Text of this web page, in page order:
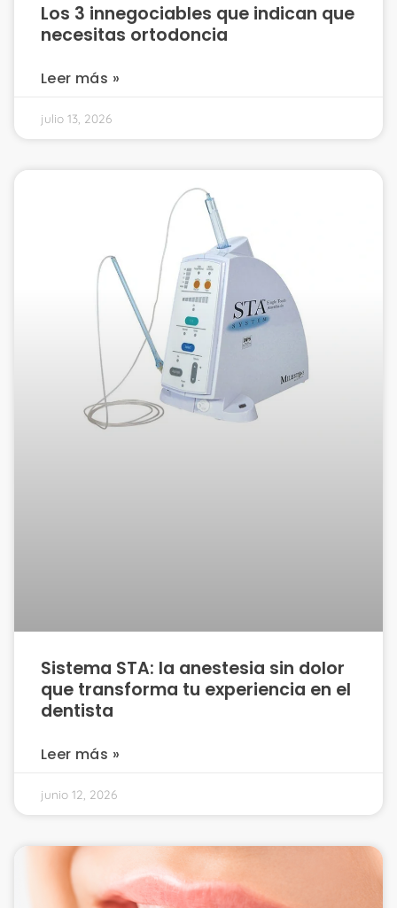
Los 3 innegociables que indican que
necesitas ortodoncia
Leer más »
julio 13, 2026
Sistema STA: la anestesia sin dolor
que transforma tu experiencia en el
dentista
Leer más »
junio 12, 2026